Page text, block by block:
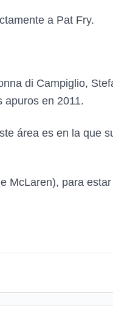
a Pat Fry.
di Campiglio,
apuros en 2011.
área es en la que
McLaren), para